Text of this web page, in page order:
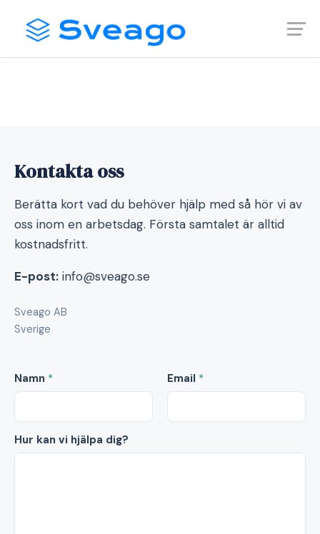
content
Sveago Artiklar av: reben002
Kontakta oss
Berätta kort vad du behöver hjälp med så hör vi av
oss inom en arbetsdag. Första samtalet är alltid
kostnadsfritt.
E-post: info@sveago.se
Sveago AB
Sverige
Namn * Email *
Hur kan vi hjälpa dig?